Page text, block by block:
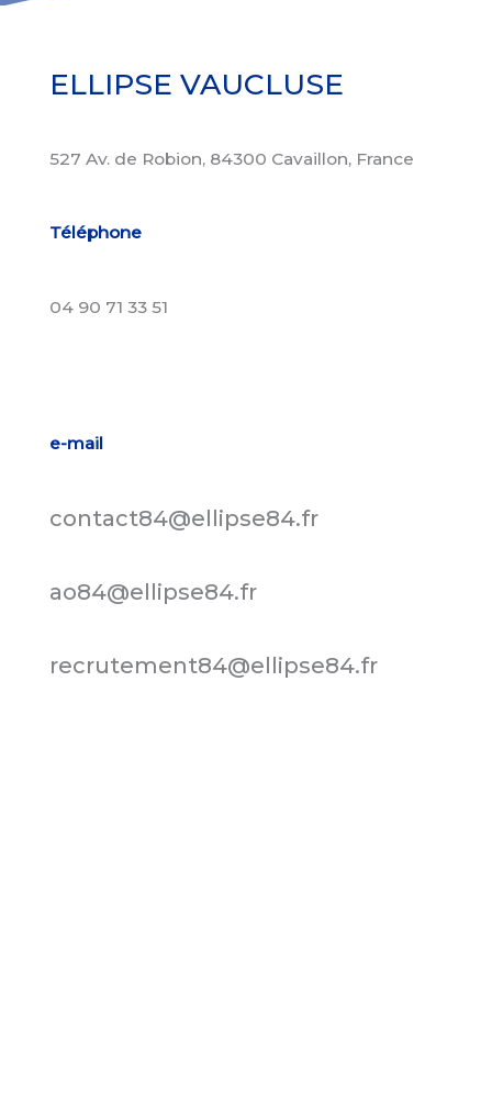
ELLIPSE VAUCLUSE
527 Av. de Robion, 84300 Cavaillon, France
Téléphone
04 90 71 33 51
e-mail
contact84@ellipse84.fr
ao84@ellipse84.fr
recrutement84@ellipse84.fr